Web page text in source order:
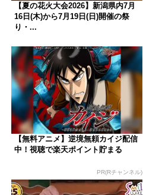
【夏の花火大会2026】新潟県内7月
16日(木)から7月19日(日)開催の祭
り・...
【無料アニメ】逆境無頼カイジ配信
中！視聴で楽天ポイント貯まる
PR(Rチャンネル)